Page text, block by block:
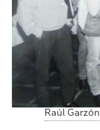
Raúl